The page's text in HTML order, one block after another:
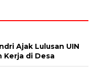
Ajak Lulusan UIN
Kerja di Desa